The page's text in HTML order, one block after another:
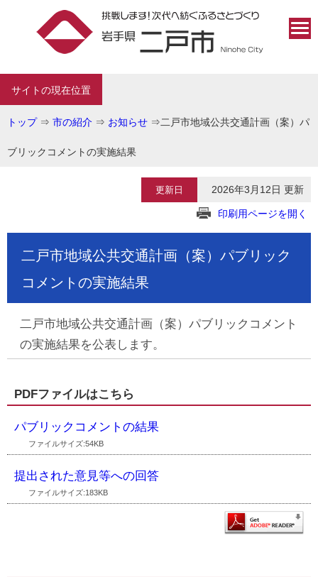
サイトの現在位置
トップ⇒ 市の紹介 ⇒ お知らせ ⇒二戸市地域公共交通計画（案）パ
ブリックコメントの実施結果
更新日 2026年3月12日 更新
印刷用ページを開く
二戸市地域公共交通計画（案）パブリック
コメントの実施結果
二戸市地域公共交通計画（案）パブリックコメント
の実施結果を公表します。
PDFファイルはこちら
パブリックコメントの結果
ファイルサイズ:54KB
提出された意見等への回答
ファイルサイズ:183KB